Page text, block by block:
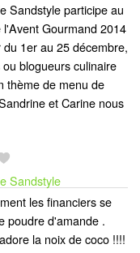
Sandstyle participe au
Gourmand 2014
du 1er au 25 décembre,
blogueurs culinaire
thème de menu de
et Carine nous
Sandstyle
les financiers se
poudre d'amande .
la noix de coco !!!!